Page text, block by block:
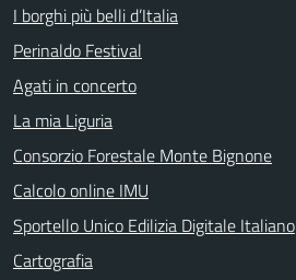
I borghi più belli d’Italia
Perinaldo Festival
Agati in concerto
La mia Liguria
Consorzio Forestale Monte Bignone
Calcolo online IMU
Sportello Unico Edilizia Digitale Italiano
Cartografia